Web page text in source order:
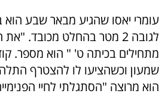
לגובה 2 מטר בהחלט מכובד.
מתחילים בכיתה ט' " הוא מספר.
שמעון וכשהציעו לו להצטרף
הוא מרוצה "הסתגלתי לחיי